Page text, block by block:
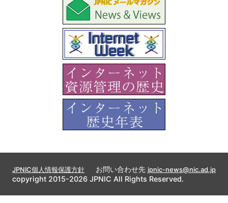
JPNIC個人情報保護方針 お問い合わせ先 jpnic-news@nic.ad.jp
copyright 2015-2026 JPNIC All Rights Reserved.